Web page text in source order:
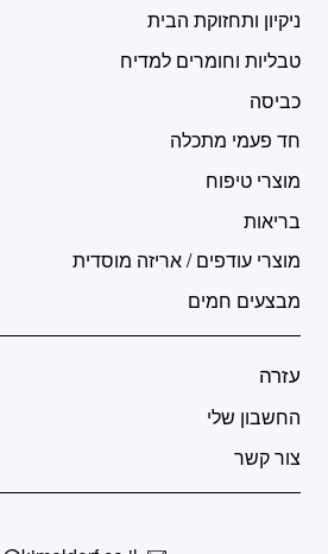
ניקיון ותחזוקת הבית
טבליות וחומרים למדיח
כביסה
חד פעמי מתכלה
מוצרי טיפוח
בריאות
מוצרי עודפים / אריזה מוסדית
מבצעים חמים
עזרה
החשבון שלי
צור קשר